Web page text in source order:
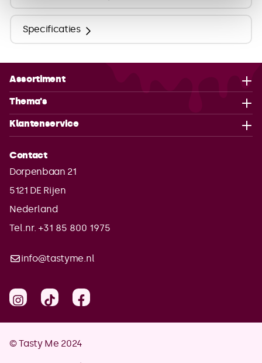
Specificaties
Assortiment
Thema's
Klantenservice
Contact
Dorpenbaan 21
5121 DE Rijen
Nederland
Tel.nr. +31 85 800 1975
info@tastyme.nl
© Tasty Me 2024